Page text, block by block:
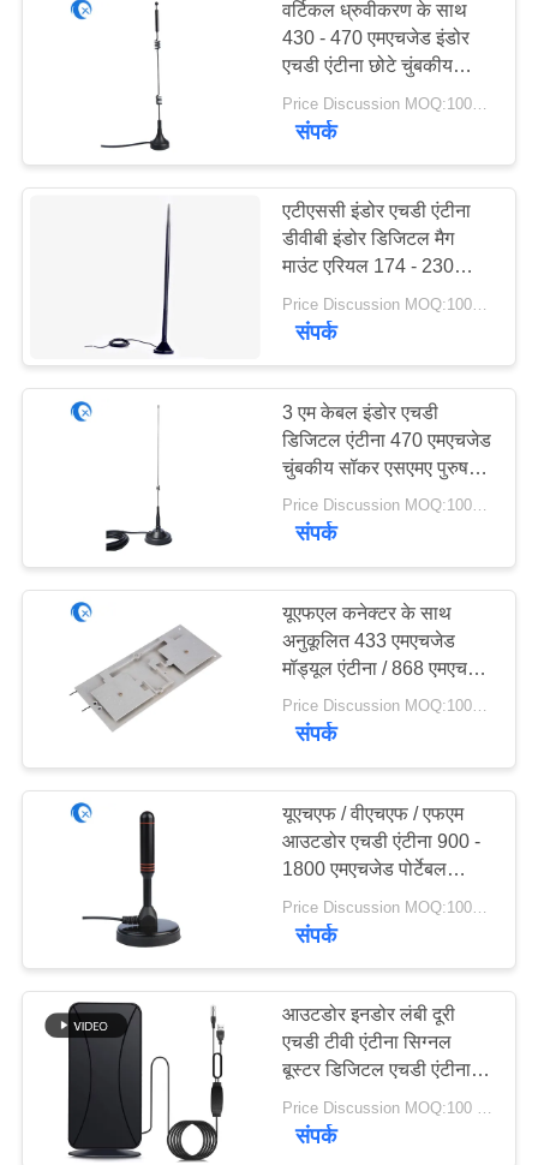
साइटमैप
वर्टिकल ध्रुवीकरण के साथ
430 - 470 एमएचजेड इंडोर
एचडी एंटीना छोटे चुंबकीय
आधार एंटीना
संपर्क
एटीएससी इंडोर एचडी एंटीना
डीवीबी इंडोर डिजिटल मैग
माउंट एरियल 174 - 230
एमएचजेड / 470 - 862
एमएचजेड
Price Discussion MOQ:100PCS
संपर्क
3 एम केबल इंडोर एचडी
डिजिटल एंटीना 470 एमएचजेड
चुंबकीय सॉकर एसएमए पुरुष
कनेक्टर
Price Discussion MOQ:100PCS
संपर्क
यूएफएल कनेक्टर के साथ
अनुकूलित 433 एमएचजेड
मॉड्यूल एंटीना / 868 एमएचजेड
इंडोर रोला एंटीना
Price Discussion MOQ:100PCS
संपर्क
यूएचएफ / वीएचएफ / एफएम
आउटडोर एचडी एंटीना 900 -
1800 एमएचजेड पोर्टेबल
आउटडोर एंटीना
संपर्क
आउटडोर इनडोर लंबी दूरी
एचडी टीवी एंटीना सिग्नल
बूस्टर डिजिटल एचडी एंटीना
स्मार्ट टीवी और सभी टीवी के
लिए
Price Discussion MOQ:100 पीसी
संपर्क